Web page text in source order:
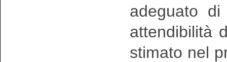
adeguato
attendibilità
stimato nel